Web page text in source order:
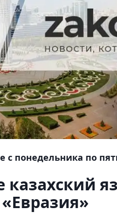
с понедельника по
казахский